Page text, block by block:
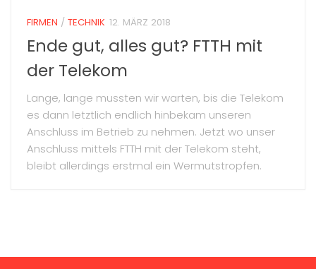
FIRMEN / TECHNIK 12. MÄRZ 2018
Ende gut, alles gut? FTTH mit
der Telekom
Lange, lange mussten wir warten, bis die Telekom
es dann letztlich endlich hinbekam unseren
Anschluss im Betrieb zu nehmen. Jetzt wo unser
Anschluss mittels FTTH mit der Telekom steht,
bleibt allerdings erstmal ein Wermutstropfen.